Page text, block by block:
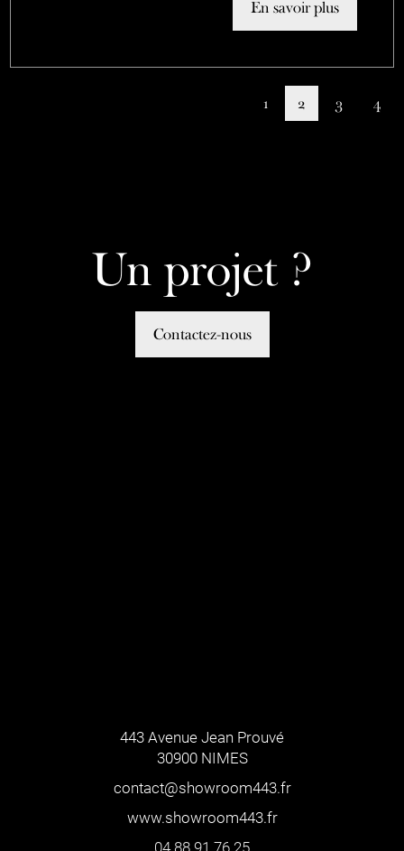
En savoir plus
1 2 3 4
Un projet ?
Contactez-nous
443 Avenue Jean Prouvé
30900 NIMES
contact@showroom443.fr
www.showroom443.fr